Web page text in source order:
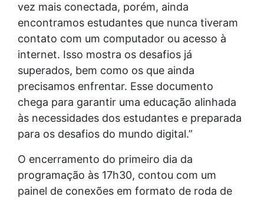
vez mais conectada, porém, ainda
encontramos estudantes que nunca tiveram
contato com um computador ou acesso à
internet. Isso mostra os desafios já
superados, bem como os que ainda
precisamos enfrentar. Esse documento
chega para garantir uma educação alinhada
às necessidades dos estudantes e preparada
para os desafios do mundo digital.”
O encerramento do primeiro dia da
programação às 17h30, contou com um
painel de conexões em formato de roda de